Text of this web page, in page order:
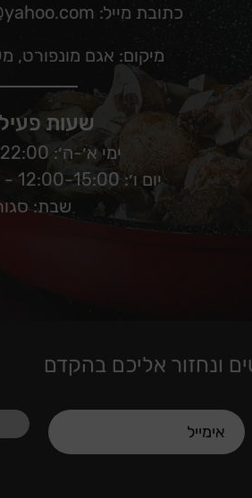
כתובת מייל:
מיקום: אגם מונפורט,
שעות
ימי א׳-ה׳: 12:00-22:00
יום ו׳: 12:00-15:00 - בתאום מראש
שבת:
ונחזור אליכם בהקדם